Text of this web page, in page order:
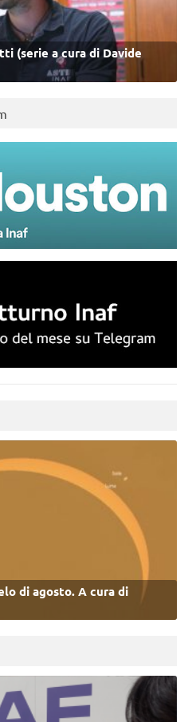
(serie a cura di Davide
di agosto. A cura di